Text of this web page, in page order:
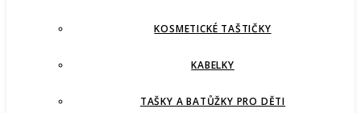
KOSMETICKÉ TAŠTIČKY
KABELKY
TAŠKY A BATŮŽKY PRO DĚTI